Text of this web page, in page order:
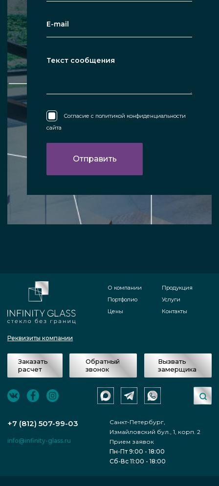
Согласие с политикой конфиденциальности
сайта
Реквизиты компании
О компании
Портфолио
Цены
Продукция
Услуги
Контакты
Заказать
расчет
Обратный
звонок
Вызвать
замерщика
+7 (812) 507-99-03
Санкт-Петербург,
Измайловский бул., 1, корп. 2
info@infinity-glass.ru
Прием заявок
Пн-Пт 9:00 - 18:00
Сб-Вс 11:00 - 18:00